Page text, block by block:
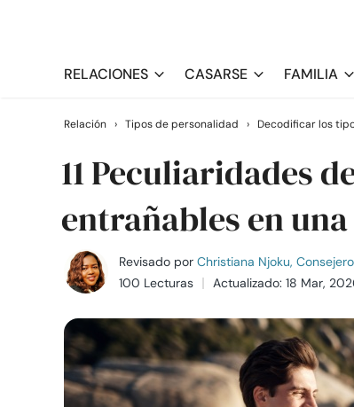
RELACIONES CASARSE FAMILIA
Relación › Tipos de personalidad › Decodificar los
11 Peculiaridades
entrañables en
Revisado por Christiana Njoku,
100 Lecturas
Actualizado: 18 Mar,